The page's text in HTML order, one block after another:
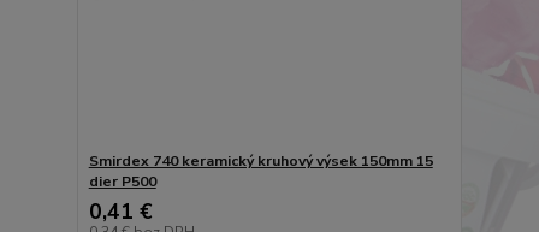
Smirdex 740 keramický kruhový výsek 150mm 15
dier P500
0,41 €